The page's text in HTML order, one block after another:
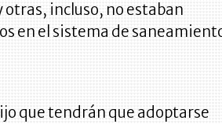
incluso, no estaban
en el sistema de
que tendrán que adoptarse